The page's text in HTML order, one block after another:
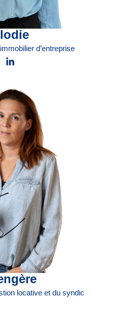
d’entreprise
locative et du syndic